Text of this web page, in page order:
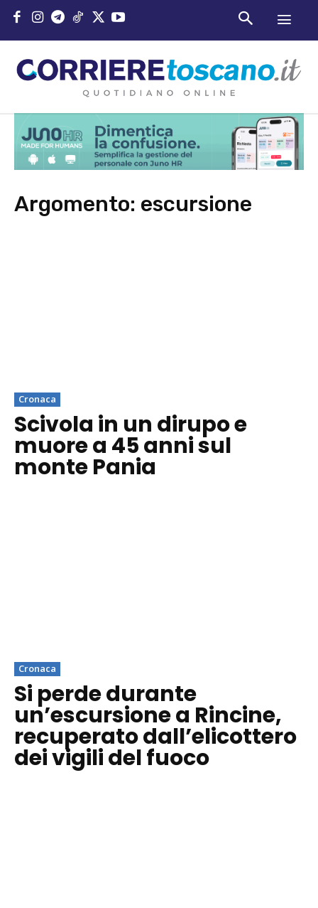
Argomento: escursione
Cronaca
Scivola in un dirupo e
muore a 45 anni sul
monte Pania
Cronaca
Si perde durante
un’escursione a Rincine,
recuperato dall’elicottero
dei vigili del fuoco